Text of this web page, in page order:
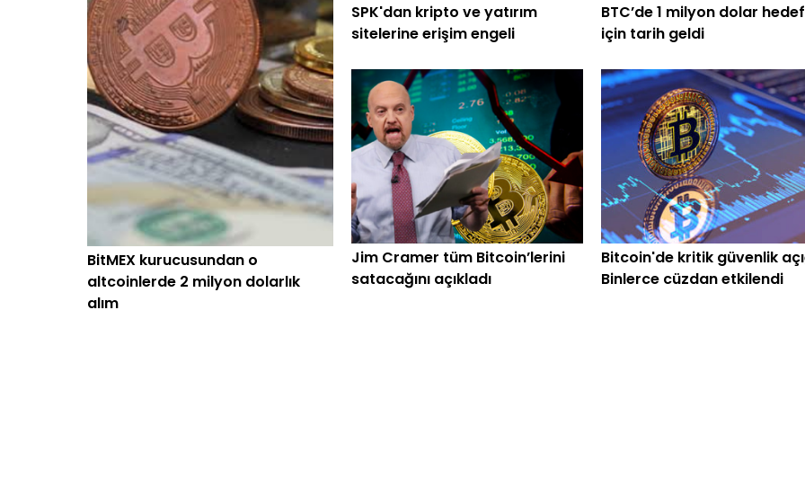
BitMEX kurucusundan o
altcoinlerde 2 milyon dolarlık
alım
SPK'dan kripto ve yatırım
sitelerine erişim engeli
BTC’de 1 milyon dolar
için tarih geldi
Jim Cramer tüm Bitcoin’lerini
satacağını açıkladı
Bitcoin'de kritik güvenlik
Binlerce cüzdan etkilendi